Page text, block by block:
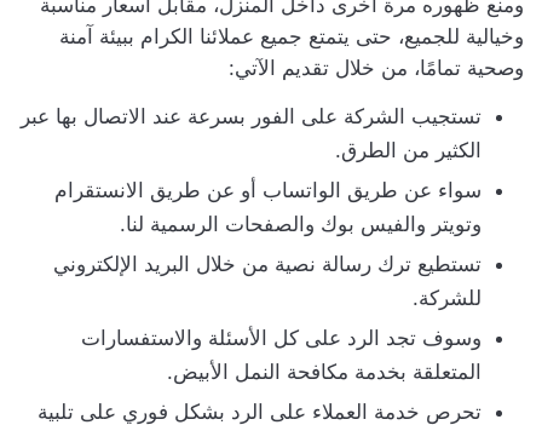
وخيالية للجميع، حتى يتمتع جميع عملائنا الكرام ببيئة آمنة
وصحية تمامًا، من خلال تقديم الآتي:
تستجيب الشركة على الفور بسرعة عند الاتصال بها عبر
الكثير من الطرق.
سواء عن طريق الواتساب أو عن طريق الانستقرام
وتويتر والفيس بوك والصفحات الرسمية لنا.
تستطيع ترك رسالة نصية من خلال البريد الإلكتروني
للشركة.
وسوف تجد الرد على كل الأسئلة والاستفسارات
المتعلقة بخدمة مكافحة النمل الأبيض.
تحرص خدمة العملاء على الرد بشكل فوري على تلبية